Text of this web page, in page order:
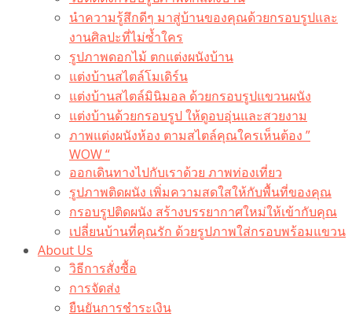
นำความรู้สึกดีๆ มาสู่บ้านของคุณด้วยกรอบรูปและ
งานศิลปะที่ไม่ซ้ำใคร
รูปภาพดอกไม้ ตกแต่งผนังบ้าน
แต่งบ้านสไตล์โมเดิร์น
แต่งบ้านสไตล์มินิมอล ด้วยกรอบรูปแขวนผนัง
แต่งบ้านด้วยกรอบรูป ให้ดูอบอุ่นและสวยงาม
ภาพแต่งผนังห้อง ตามสไตล์คุณใครเห็นต้อง ”
WOW “
ออกเดินทางไปกับเราด้วย ภาพท่องเที่ยว
รูปภาพติดผนัง เพิ่มความสดใสให้กับพื้นที่ของคุณ
กรอบรูปติดผนัง สร้างบรรยากาศใหม่ให้เข้ากับคุณ
เปลี่ยนบ้านที่คุณรัก ด้วยรูปภาพใส่กรอบพร้อมแขวน​
About Us
วิธีการสั่งซื้อ
การจัดส่ง
ยืนยันการชำระเงิน